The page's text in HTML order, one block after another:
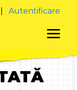
Autentificare